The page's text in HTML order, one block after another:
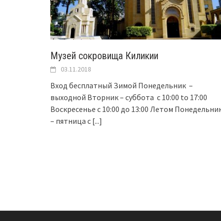
Музей сокровища Киликии
03.11.2018
Вход бесплатный Зимой Понедельник –
выходной Вторник – суббота с 10:00 to 17:00
Воскресенье с 10:00 до 13:00 Летом
– пятница с [...]